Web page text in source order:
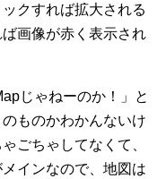
クすれば拡大される
画像が赤く表示され
じゃねーのか！」と
ものかわかんないけ
ごちゃしてなくて、
インなので、地図は